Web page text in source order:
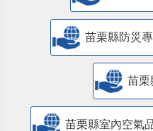
苗栗縣防災
苗栗
苗栗縣室內空氣